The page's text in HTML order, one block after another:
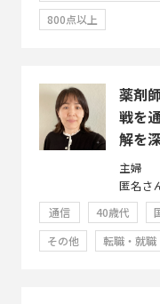
800点以上
薬剤
戦を
解を
主婦
匿名さ
通信 40歳代
その他
転職・就職